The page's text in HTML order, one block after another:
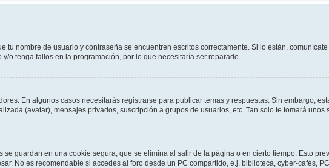
tu nombre de usuario y contraseña se encuentren escritos correctamente. Si lo están,
o tenga fallos en la programación, por lo que necesitaría ser reparado.
En algunos casos necesitarás registrarse para publicar temas y respuestas. Sin embargo,
(avatar), mensajes privados, suscripción a grupos de usuarios, etc. Tan solo te tomará unos
se guardan en una cookie segura, que se elimina al salir de la página o en cierto tiempo. Esto
No es recomendable si accedes al foro desde un PC compartido, e.j. biblioteca, cyber-cafés,